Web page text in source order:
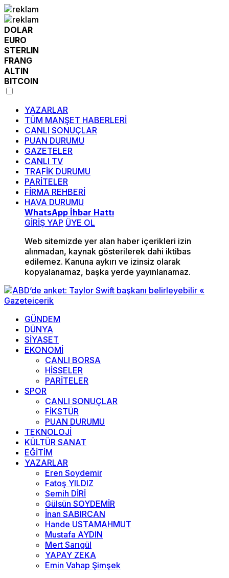
DOLAR
EURO
STERLIN
FRANG
ALTIN
BITCOIN
YAZARLAR
TÜM MANŞET HABERLERİ
CANLI SONUÇLAR
PUAN DURUMU
GAZETELER
CANLI TV
TRAFİK DURUMU
PARİTELER
FİRMA REHBERİ
HAVA DURUMU
WhatsApp İhbar Hattı
GİRİŞ YAP ÜYE OL
Web sitemizde yer alan haber içerikleri izin
alınmadan, kaynak gösterilerek dahi iktibas
edilemez. Kanuna aykırı ve izinsiz olarak
kopyalanamaz, başka yerde yayınlanamaz.
GÜNDEM
DÜNYA
SİYASET
EKONOMİ
CANLI BORSA
HİSSELER
PARİTELER
SPOR
CANLI SONUÇLAR
FİKSTÜR
PUAN DURUMU
TEKNOLOJİ
KÜLTÜR SANAT
EĞİTİM
YAZARLAR
Eren Soydemir
Fatoş YILDIZ
Semih DİRİ
Gülsün SOYDEMİR
İnan SABIRCAN
Hande USTAMAHMUT
Mustafa AYDIN
Mert Sarıgül
YAPAY ZEKA
Emin Vahap Şimşek